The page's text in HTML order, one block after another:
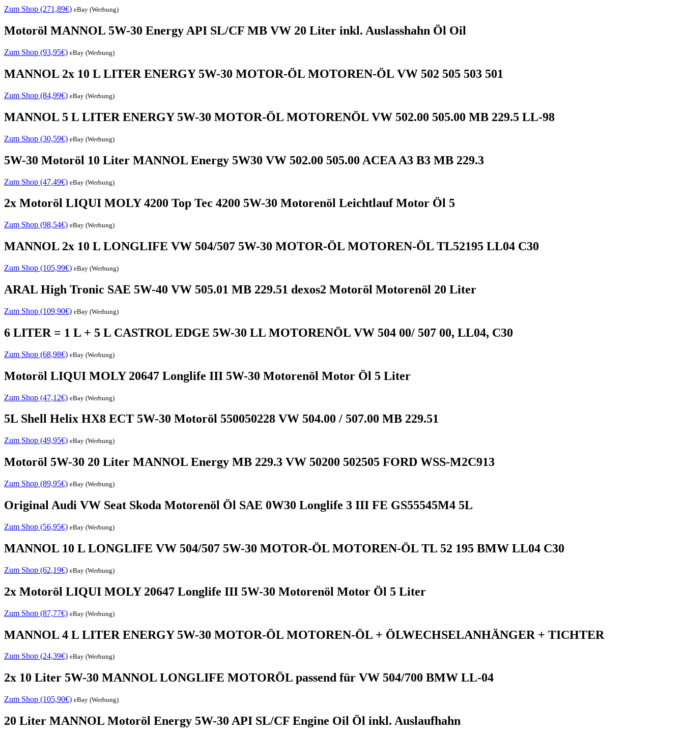
Zum Shop (271,89€) eBay (Werbung)
Motoröl MANNOL 5W-30 Energy API SL/CF MB VW 20 Liter inkl. Auslasshahn Öl Oil
Zum Shop (93,95€) eBay (Werbung)
MANNOL 2x 10 L LITER ENERGY 5W-30 MOTOR-ÖL MOTOREN-ÖL VW 502 505 503 501
Zum Shop (84,99€) eBay (Werbung)
MANNOL 5 L LITER ENERGY 5W-30 MOTOR-ÖL MOTORENÖL VW 502.00 505.00 MB 229.5 LL-98
Zum Shop (30,59€) eBay (Werbung)
5W-30 Motoröl 10 Liter MANNOL Energy 5W30 VW 502.00 505.00 ACEA A3 B3 MB 229.3
Zum Shop (47,49€) eBay (Werbung)
2x Motoröl LIQUI MOLY 4200 Top Tec 4200 5W-30 Motorenöl Leichtlauf Motor Öl 5
Zum Shop (98,54€) eBay (Werbung)
MANNOL 2x 10 L LONGLIFE VW 504/507 5W-30 MOTOR-ÖL MOTOREN-ÖL TL52195 LL04 C30
Zum Shop (105,99€) eBay (Werbung)
ARAL High Tronic SAE 5W-40 VW 505.01 MB 229.51 dexos2 Motoröl Motorenöl 20 Liter
Zum Shop (109,90€) eBay (Werbung)
6 LITER = 1 L + 5 L CASTROL EDGE 5W-30 LL MOTORENÖL VW 504 00/ 507 00, LL04, C30
Zum Shop (68,98€) eBay (Werbung)
Motoröl LIQUI MOLY 20647 Longlife III 5W-30 Motorenöl Motor Öl 5 Liter
Zum Shop (47,12€) eBay (Werbung)
5L Shell Helix HX8 ECT 5W-30 Motoröl 550050228 VW 504.00 / 507.00 MB 229.51
Zum Shop (49,95€) eBay (Werbung)
Motoröl 5W-30 20 Liter MANNOL Energy MB 229.3 VW 50200 502505 FORD WSS-M2C913
Zum Shop (89,95€) eBay (Werbung)
Original Audi VW Seat Skoda Motorenöl Öl SAE 0W30 Longlife 3 III FE GS55545M4 5L
Zum Shop (56,95€) eBay (Werbung)
MANNOL 10 L LONGLIFE VW 504/507 5W-30 MOTOR-ÖL MOTOREN-ÖL TL 52 195 BMW LL04 C30
Zum Shop (62,19€) eBay (Werbung)
2x Motoröl LIQUI MOLY 20647 Longlife III 5W-30 Motorenöl Motor Öl 5 Liter
Zum Shop (87,77€) eBay (Werbung)
MANNOL 4 L LITER ENERGY 5W-30 MOTOR-ÖL MOTOREN-ÖL + ÖLWECHSELANHÄNGER + TICHTER
Zum Shop (24,39€) eBay (Werbung)
2x 10 Liter 5W-30 MANNOL LONGLIFE MOTORÖL passend für VW 504/700 BMW LL-04
Zum Shop (105,90€) eBay (Werbung)
20 Liter MANNOL Motoröl Energy 5W-30 API SL/CF Engine Oil Öl inkl. Auslaufhahn